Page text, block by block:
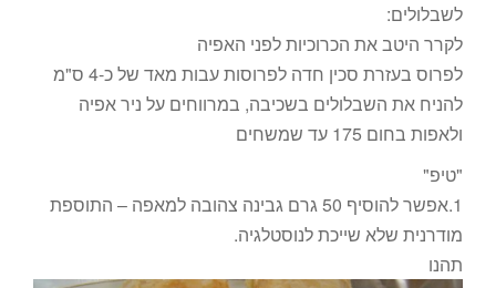
לשבלולים:
לקרר היטב את הכרוכיות לפני האפיה
לפרוס בעזרת סכין חדה לפרוסות עבות מאד של כ-4 ס"מ
להניח את השבלולים בשכיבה, במרווחים על ניר אפיה
ולאפות בחום 175 עד שמשחים
"טיפ"
1.אפשר להוסיף 50 גרם גבינה צהובה למאפה – התוספת
מודרנית שלא שייכת לנוסטלגיה.
תהנו